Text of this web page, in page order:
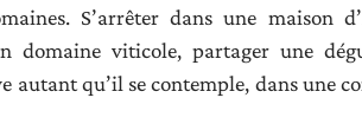
S’arrêter dans une maison
domaine viticole, partager une
autant qu’il se contemple, dans une